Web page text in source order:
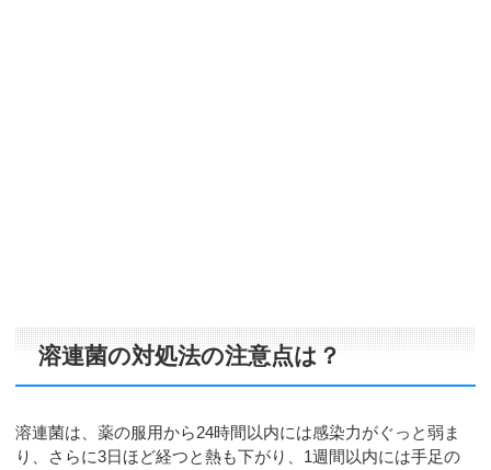
溶連菌の対処法の注意点は？
溶連菌は、薬の服用から24時間以内には感染力がぐっと弱ま
り、さらに3日ほど経つと熱も下がり、1週間以内には手足の